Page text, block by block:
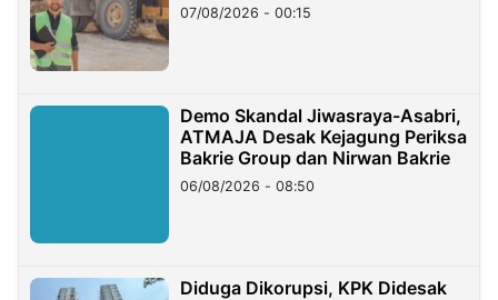
07/08/2026 - 00:15
Demo Skandal Jiwasraya-Asabri,
ATMAJA Desak Kejagung Periksa
Bakrie Group dan Nirwan Bakrie
06/08/2026 - 08:50
Diduga Dikorupsi, KPK Didesak